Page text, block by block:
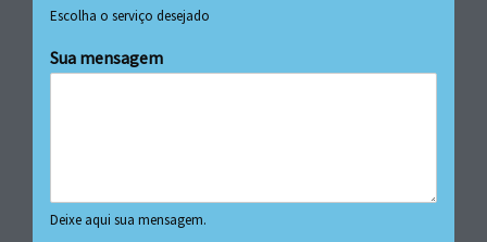
Escolha o serviço desejado
Sua mensagem
Deixe aqui sua mensagem.